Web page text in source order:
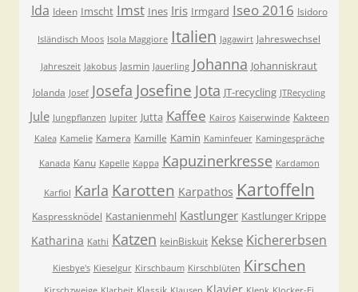
Ida Ideen Imscht Imst Ines Iris Irmgard Iseo 2016 Isidoro
Isländisch Moos Isola Maggiore Italien Jagawirt Jahreswechsel
Jahreszeit Jakobus Jasmin Jauerling Johanna Johanniskraut
Jolanda Josef Josefa Josefine Jota JT-recycling JTRecycling
Jule Jungpflanzen Jupiter Jutta Kaffee Kairos Kaiserwinde Kakteen
Kalea Kamelie Kamera Kamille Kamin Kaminfeuer Kamingespräche
Kanada Kanu Kapelle Kappa Kapuzinerkresse Kardamon
Karfiol Karla Karotten Karpathos Kartoffeln
Kaspressknödel Kastanienmehl Kastlunger Kastlunger Krippe
Katharina Kathi Katzen keinBiskuit Kekse Kichererbsen
Kiesbye's Kieselgur Kirschbaum Kirschblüten Kirschen